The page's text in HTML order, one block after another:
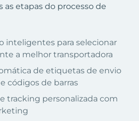
as etapas do processo de
inteligentes para selecionar
a melhor transportadora
de etiquetas de envio
códigos de barras
tracking personalizada com